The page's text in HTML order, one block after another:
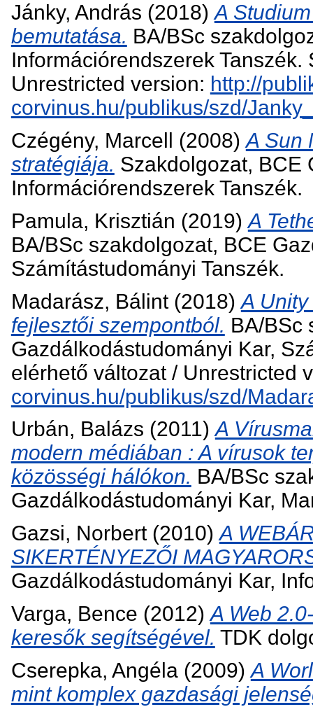
Jánky, András (2018)A
bemutatása. BA/BSc
Információrendszerek
Unrestricted version: http://
corvinus.hu/publikus/szd/
Czégény, Marcell
(2008)A Sun
stratégiája. Szakdolgozat, BCE
Információrendszerek Tanszék.
Pamula, Krisztián (2019)A
BA/BSc szakdolgozat, BCE
Számítástudományi Tanszék.
Madarász, Bálint(2018)A
fejlesztői szempontból. BA/BSc
Gazdálkodástudományi Kar,
elérhető változat / Unrestricted
corvinus.hu/publikus/szd/
Urbán, Balázs (2011)A
modern médiában : A vírusok
közösségi hálókon. BA/BSc
Gazdálkodástudományi Kar,
Gazsi, Norbert(2010)A
SIKERTÉNYEZŐI
Gazdálkodástudományi Kar,
Varga, Bence (2012)A Web
keresők segítségével. TDK
Cserepka, Angéla(2009)A
mint komplex gazdasági